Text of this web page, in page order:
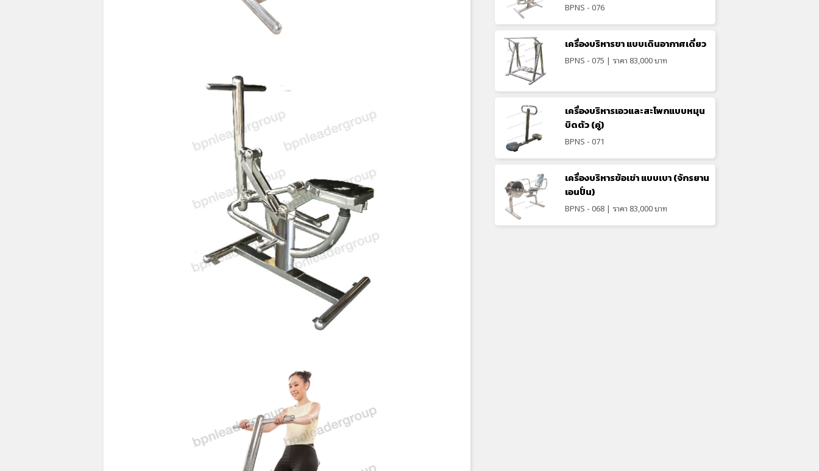
BPNS - 076
เครื่องบริหารขา แบบเดินอากาศเดี่ยว
BPNS - 075 | ราคา 83,000 บาท
เครื่องบริหารเอวและสะโพกแบบหมุน
บิดตัว (คู่)
BPNS - 071
เครื่องบริหารข้อเข่า แบบเบา (จักรยาน
เอนปั่น)
BPNS - 068 | ราคา 83,000 บาท